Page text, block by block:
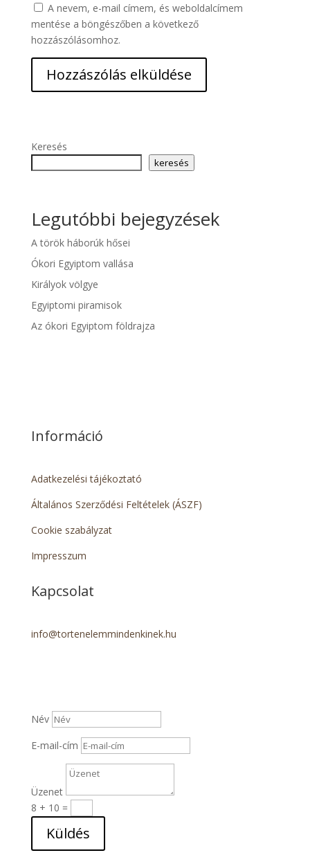
A nevem, e-mail címem, és weboldalcímem
mentése a böngészőben a következő
hozzászólásomhoz.
Keresés
keresés
Legutóbbi bejegyzések
A török háborúk hősei
Ókori Egyiptom vallása
Királyok völgye
Egyiptomi piramisok
Az ókori Egyiptom földrajza
Információ
Adatkezelési tájékoztató
Általános Szerződési Feltételek (ÁSZF)
Cookie szabályzat
Impresszum
Kapcsolat
info@tortenelemmindenkinek.hu
Név
E-mail-cím
Üzenet
8 + 10 =
Küldés